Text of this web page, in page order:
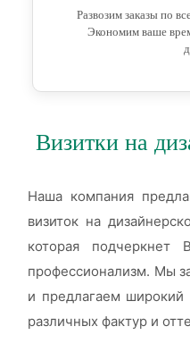
Развозим заказы по
Экономим ваше
Визитки на
Наша компания
визиток на
которая подчеркнет
профессионализм. Мы
и предлагаем широкий
различных фактур и